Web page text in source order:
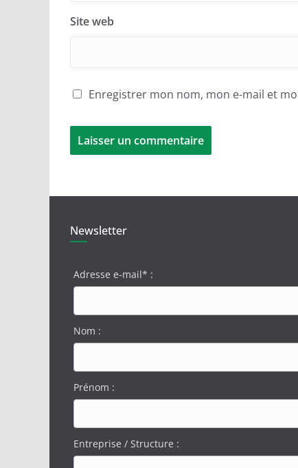
Site web
Enregistrer mon nom, mon e-mail et
Newsletter
Adresse e-mail* :
Nom :
Prénom :
Entreprise / Structure :